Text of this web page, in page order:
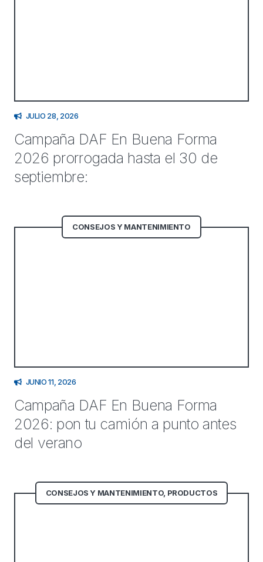
JULIO 28, 2026
Campaña DAF En Buena Forma
2026 prorrogada hasta el 30 de
septiembre:
CONSEJOS Y MANTENIMIENTO
JUNIO 11, 2026
Campaña DAF En Buena Forma
2026: pon tu camión a punto antes
del verano
CONSEJOS Y MANTENIMIENTO, PRODUCTOS